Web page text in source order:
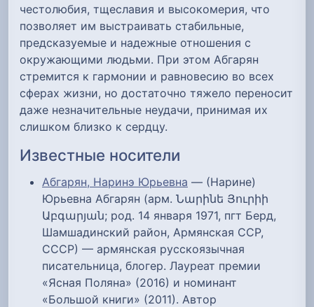
честолюбия, тщеславия и высокомерия, что
позволяет им выстраивать стабильные,
предсказуемые и надежные отношения с
окружающими людьми. При этом Абгарян
стремится к гармонии и равновесию во всех
сферах жизни, но достаточно тяжело переносит
даже незначительные неудачи, принимая их
слишком близко к сердцу.
Известные носители
Абгарян, Наринэ Юрьевна — (Нарине)
Юрьевна Абгарян (арм. Նարինե Յուրիի
Աբգարյան; род. 14 января 1971, пгт Берд,
Шамшадинский район, Армянская ССР,
СССР) — армянская русскоязычная
писательница, блогер. Лауреат премии
«Ясная Поляна» (2016) и номинант
«Большой книги» (2011). Автор